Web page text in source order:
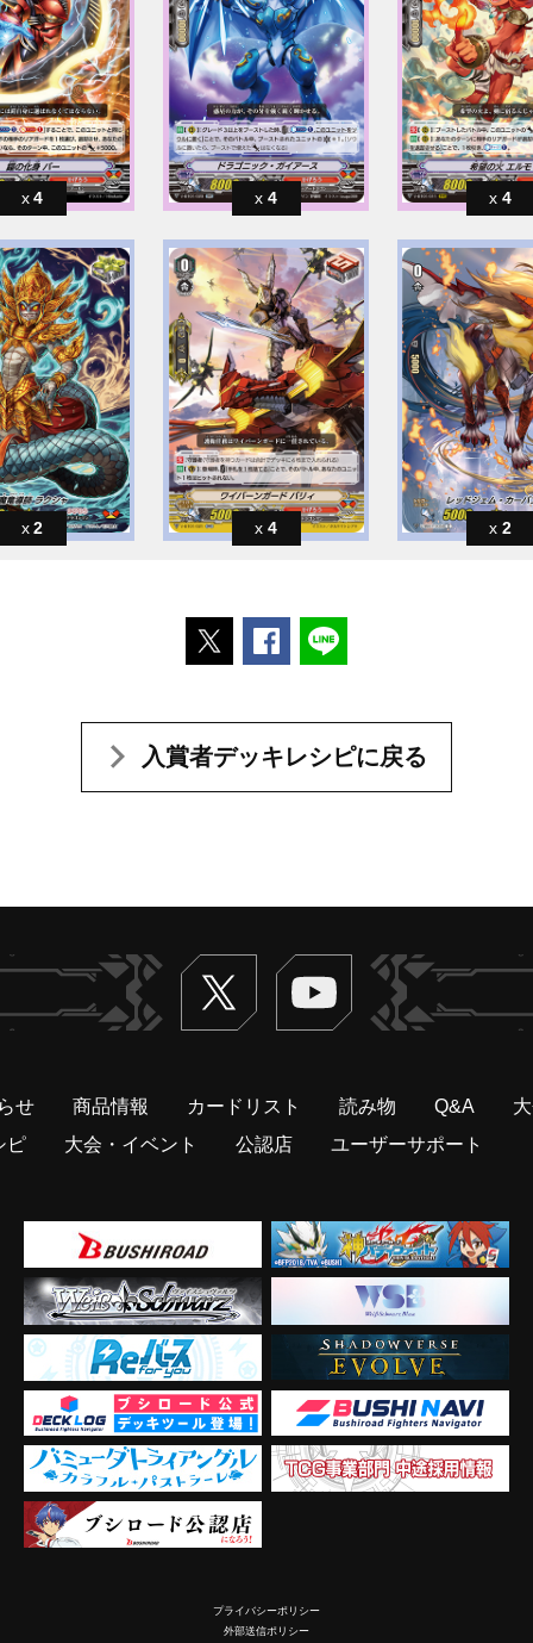
4 4 4
2 4 2
ポストするFacebookでシェアする
入賞者デッキレシピに戻る
Twitter ヴァンガードch
せ 商品情報 カードリスト 読み物 Q&A
ピ
大会・イベント 公認店 ユーザーサポート
プライバシーポリシー
外部送信ポリシー